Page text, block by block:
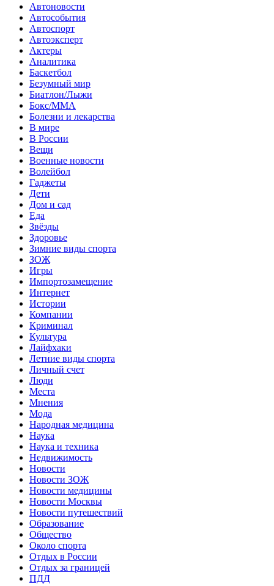
Автоновости
Автособытия
Автоспорт
Автоэксперт
Актеры
Аналитика
Баскетбол
Безумный мир
Биатлон/Лыжи
Бокс/MMA
Болезни и лекарства
В мире
В России
Вещи
Военные новости
Волейбол
Гаджеты
Дети
Дом и сад
Еда
Звёзды
Здоровье
Зимние виды спорта
ЗОЖ
Игры
Импортозамещение
Интернет
Истории
Компании
Криминал
Культура
Лайфхаки
Летние виды спорта
Личный счет
Люди
Места
Мнения
Мода
Народная медицина
Наука
Наука и техника
Недвижимость
Новости
Новости ЗОЖ
Новости медицины
Новости Москвы
Новости путешествий
Образование
Общество
Около спорта
Отдых в России
Отдых за границей
ПДД